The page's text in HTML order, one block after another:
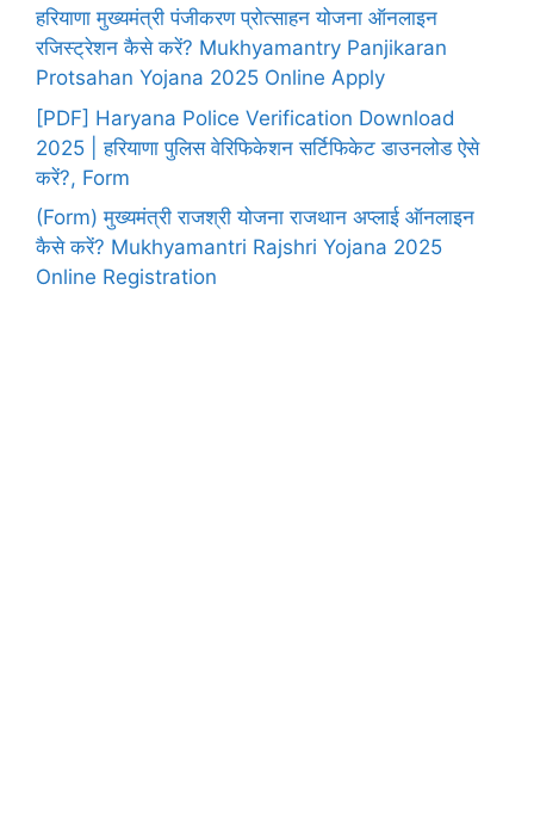
हरियाणा मुख्यमंत्री पंजीकरण प्रोत्साहन योजना ऑनलाइन
रजिस्ट्रेशन कैसे करें? Mukhyamantry Panjikaran
Protsahan Yojana 2025 Online Apply
[PDF] Haryana Police Verification Download
2025 | हरियाणा पुलिस वेरिफिकेशन सर्टिफिकेट डाउनलोड ऐसे
करें?, Form
(Form) मुख्यमंत्री राजश्री योजना राजथान अप्लाई ऑनलाइन
कैसे करें? Mukhyamantri Rajshri Yojana 2025
Online Registration